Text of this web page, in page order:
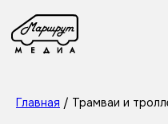
Главная / Трамваи и